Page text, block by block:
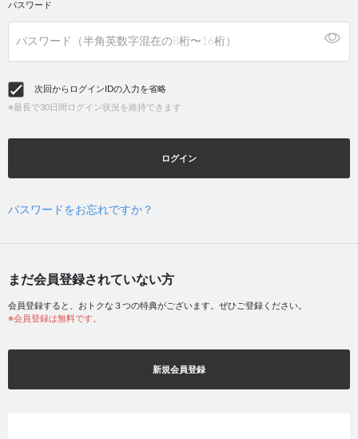
パスワード
次回からログインIDの入力を省略
※最長で30日間ログイン状況を維持できます
ログイン
パスワードをお忘れですか？
まだ会員登録されていない方
会員登録すると、おトクな３つの特典がございます。ぜひご登録ください。
※会員登録は無料です。
新規会員登録